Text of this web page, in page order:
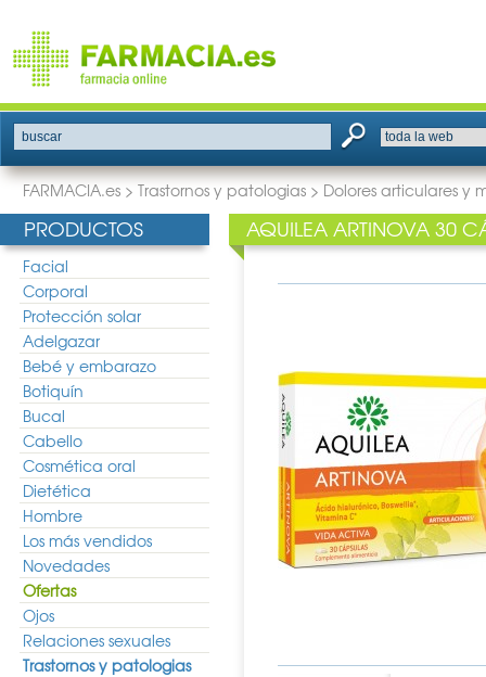
buscar
FARMACIA.es > Trastornos y patologias > Dolores articulares y
PRODUCTOS
Facial
Corporal
Protección solar
Adelgazar
Bebé y embarazo
Botiquín
Bucal
Cabello
Cosmética oral
Dietética
Hombre
Los más vendidos
Novedades
Ofertas
Ojos
Relaciones sexuales
Trastornos y patologias
AQUILEA ARTINOVA 30